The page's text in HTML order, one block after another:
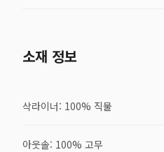
소재 정보
삭라이너: 100% 직물
아웃솔: 100% 고무